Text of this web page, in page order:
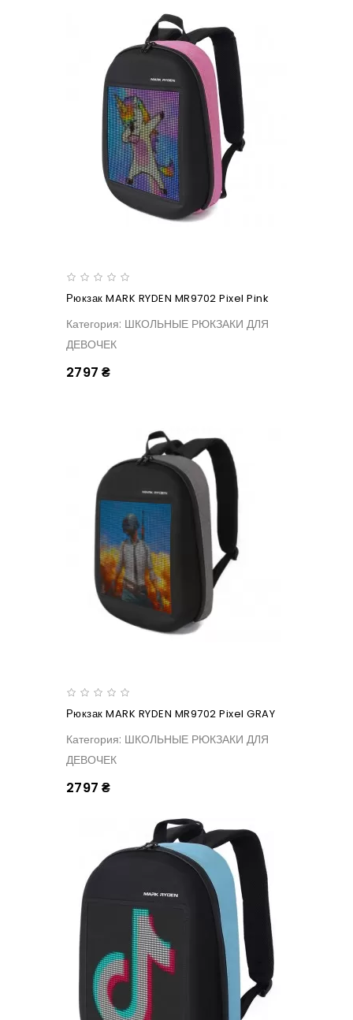
Рюкзак MARK RYDEN MR9702 Pixel Pink
Категория: ШКОЛЬНЫЕ РЮКЗАКИ ДЛЯ
ДЕВОЧЕК
2797 ₴
Рюкзак MARK RYDEN MR9702 Pixel GRAY
Категория: ШКОЛЬНЫЕ РЮКЗАКИ ДЛЯ
ДЕВОЧЕК
2797 ₴